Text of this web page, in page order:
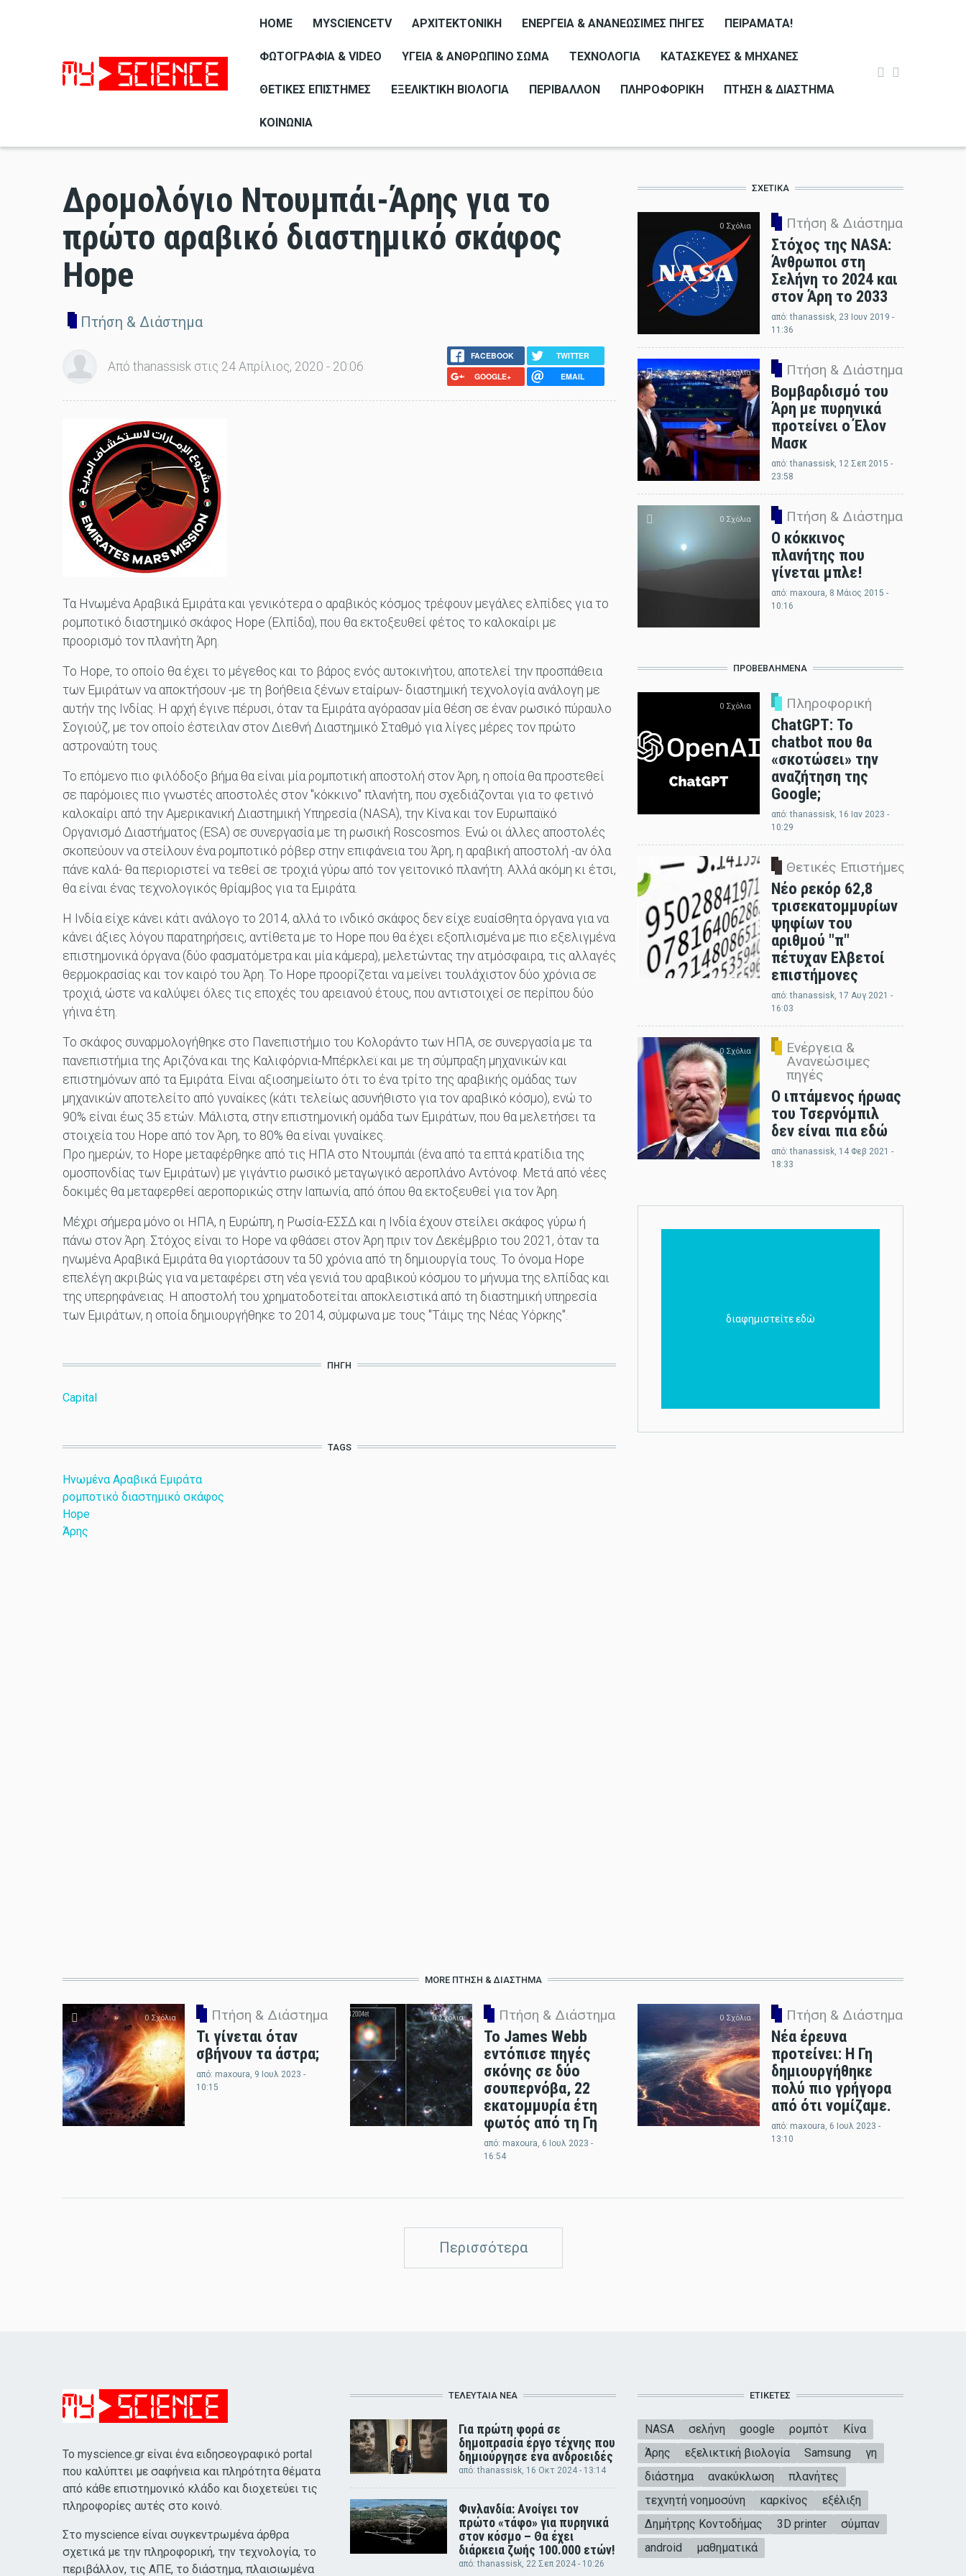
HOME MYSCIENCETV ΑΡΧΙΤΕΚΤΟΝΙΚΉ ΕΝΈΡΓΕΙΑ & ΑΝΑΝΕΏΣΙΜΕΣ ΠΗΓΈΣ ΠΕΙΡΆΜΑΤΑ!
ΦΩΤΟΓΡΑΦΊΑ & VIDEO ΥΓΕΊΑ & ΑΝΘΡΏΠΙΝΟ ΣΏΜΑ ΤΕΧΝΟΛΟΓΊΑ ΚΑΤΑΣΚΕΥΈΣ & ΜΗΧΑΝΈΣ
ΘΕΤΙΚΈΣ ΕΠΙΣΤΉΜΕΣ ΕΞΕΛΙΚΤΙΚΉ ΒΙΟΛΟΓΊΑ ΠΕΡΙΒΆΛΛΟΝ ΠΛΗΡΟΦΟΡΙΚΉ ΠΤΉΣΗ & ΔΙΆΣΤΗΜΑ
ΚΟΙΝΩΝΊΑ
Δρομολόγιο Ντουμπάι-Άρης για το
πρώτο αραβικό διαστημικό σκάφος
Hope
Πτήση & Διάστημα
Από thanassisk στις 24 Απρίλιος, 2020 - 20:06
FACEBOOK
TWITTER
GOOGLE+
EMAIL
Τα Ηνωμένα Αραβικά Εμιράτα και γενικότερα ο αραβικός κόσμος τρέφουν μεγάλες ελπίδες για το
ρομποτικό διαστημικό σκάφος Hope (Ελπίδα), που θα εκτοξευθεί φέτος το καλοκαίρι με
προορισμό τον πλανήτη Άρη.
Το Hope, το οποίο θα έχει το μέγεθος και το βάρος ενός αυτοκινήτου, αποτελεί την προσπάθεια
των Εμιράτων να αποκτήσουν -με τη βοήθεια ξένων εταίρων- διαστημική τεχνολογία ανάλογη με
αυτήν της Ινδίας. Η αρχή έγινε πέρυσι, όταν τα Εμιράτα αγόρασαν μία θέση σε έναν ρωσικό πύραυλο
Σογιούζ, με τον οποίο έστειλαν στον Διεθνή Διαστημικό Σταθμό για λίγες μέρες τον πρώτο
αστροναύτη τους.
Το επόμενο πιο φιλόδοξο βήμα θα είναι μία ρομποτική αποστολή στον Άρη, η οποία θα προστεθεί
σε παρόμοιες πιο γνωστές αποστολές στον "κόκκινο" πλανήτη, που σχεδιάζονται για το φετινό
καλοκαίρι από την Αμερικανική Διαστημική Υπηρεσία (NASA), την Κίνα και τον Ευρωπαϊκό
Οργανισμό Διαστήματος (ESA) σε συνεργασία με τη ρωσική Roscosmos. Ενώ οι άλλες αποστολές
σκοπεύουν να στείλουν ένα ρομποτικό ρόβερ στην επιφάνεια του Άρη, η αραβική αποστολή -αν όλα
πάνε καλά- θα περιοριστεί να τεθεί σε τροχιά γύρω από τον γειτονικό πλανήτη. Αλλά ακόμη κι έτσι,
θα είναι ένας τεχνολογικός θρίαμβος για τα Εμιράτα.
Η Ινδία είχε κάνει κάτι ανάλογο το 2014, αλλά το ινδικό σκάφος δεν είχε ευαίσθητα όργανα για να
κάνει άξιες λόγου παρατηρήσεις, αντίθετα με το Hope που θα έχει εξοπλισμένα με πιο εξελιγμένα
επιστημονικά όργανα (δύο φασματόμετρα και μία κάμερα), μελετώντας την ατμόσφαιρα, τις αλλαγές
θερμοκρασίας και τον καιρό του Άρη. Το Hope προορίζεται να μείνει τουλάχιστον δύο χρόνια σε
τροχιά, ώστε να καλύψει όλες τις εποχές του αρειανού έτους, που αντιστοιχεί σε περίπου δύο
γήινα έτη.
Το σκάφος συναρμολογήθηκε στο Πανεπιστήμιο του Κολοράντο των ΗΠΑ, σε συνεργασία με τα
πανεπιστήμια της Αριζόνα και της Καλιφόρνια-Μπέρκλεϊ και με τη σύμπραξη μηχανικών και
επιστημόνων από τα Εμιράτα. Είναι αξιοσημείωτο ότι το ένα τρίτο της αραβικής ομάδας των
μηχανικών αποτελείτο από γυναίκες (κάτι τελείως ασυνήθιστο για τον αραβικό κόσμο), ενώ το
90% είναι έως 35 ετών. Μάλιστα, στην επιστημονική ομάδα των Εμιράτων, που θα μελετήσει τα
στοιχεία του Hope από τον Άρη, το 80% θα είναι γυναίκες.
Προ ημερών, το Hope μεταφέρθηκε από τις ΗΠΑ στο Ντουμπάι (ένα από τα επτά κρατίδια της
ομοσπονδίας των Εμιράτων) με γιγάντιο ρωσικό μεταγωγικό αεροπλάνο Αντόνοφ. Μετά από νέες
δοκιμές θα μεταφερθεί αεροπορικώς στην Ιαπωνία, από όπου θα εκτοξευθεί για τον Άρη.
Μέχρι σήμερα μόνο οι ΗΠΑ, η Ευρώπη, η Ρωσία-ΕΣΣΔ και η Ινδία έχουν στείλει σκάφος γύρω ή
πάνω στον Άρη. Στόχος είναι το Hope να φθάσει στον Άρη πριν τον Δεκέμβριο του 2021, όταν τα
ηνωμένα Αραβικά Εμιράτα θα γιορτάσουν τα 50 χρόνια από τη δημιουργία τους. Το όνομα Hope
επελέγη ακριβώς για να μεταφέρει στη νέα γενιά του αραβικού κόσμου το μήνυμα της ελπίδας και
της υπερηφάνειας. Η αποστολή του χρηματοδοτείται αποκλειστικά από τη διαστημική υπηρεσία
των Εμιράτων, η οποία δημιουργήθηκε το 2014, σύμφωνα με τους "Τάιμς της Νέας Υόρκης".
ΠΗΓΉ
Capital
TAGS
Ηνωμένα Αραβικά Εμιράτα
ρομποτικό διαστημικό σκάφος
Hope
Άρης
ΣΧΕΤΙΚΆ
0 Σχόλια Πτήση & Διάστημα
Στόχος της NASA:
Άνθρωποι στη
Σελήνη το 2024 και
στον Άρη το 2033
από:thanassisk, 23 Ιουν 2019 -
11:36
0 Σχόλια Πτήση & Διάστημα
Βομβαρδισμό του
Άρη με πυρηνικά
προτείνει ο Έλον
Μασκ
από:thanassisk, 12 Σεπ 2015 -
23:58
0 Σχόλια Πτήση & Διάστημα
Ο κόκκινος
πλανήτης που
γίνεται μπλε!
από: maxoura, 8 Μάιος 2015 -
10:16
ΠΡΟΒΕΒΛΗΜΈΝΑ
0 Σχόλια Πληροφορική
ChatGPT: Το
chatbot που θα
«σκοτώσει» την
αναζήτηση της
Google;
από:thanassisk, 16 Ιαν 2023 -
10:29
0 Σχόλια Θετικές Επιστήμες
Νέο ρεκόρ 62,8
τρισεκατομμυρίων
ψηφίων του
αριθμού "π"
πέτυχαν Ελβετοί
επιστήμονες
από:thanassisk, 17 Αυγ 2021 -
16:03
0 Σχόλια
Ενέργεια &
Ανανεώσιμες
πηγές
Ο ιπτάμενος ήρωας
του Τσερνόμπιλ
δεν είναι πια εδώ
από:thanassisk, 14 Φεβ 2021 -
18:33
διαφημιστείτε εδώ
MORE ΠΤΉΣΗ & ΔΙΆΣΤΗΜΑ
0 Σχόλια Πτήση & Διάστημα
Τι γίνεται όταν
σβήνουν τα άστρα;
από: maxoura , 9 Ιουλ 2023 -
10:15
0 Σχόλια Πτήση & Διάστημα
Το James Webb
εντόπισε πηγές
σκόνης σε δύο
σουπερνόβα, 22
εκατομμυρία έτη
φωτός από τη Γη
από: maxoura , 6 Ιουλ 2023 -
16:54
0 Σχόλια Πτήση & Διάστημα
Νέα έρευνα
προτείνει: Η Γη
δημιουργήθηκε
πολύ πιο γρήγορα
από ότι νομίζαμε.
από: maxoura , 6 Ιουλ 2023 -
13:10
Περισσότερα
Το myscience.gr είναι ένα ειδησεογραφικό portal
που καλύπτει με σαφήνεια και πληρότητα θέματα
από κάθε επιστημονικό κλάδο και διοχετεύει τις
πληροφορίες αυτές στο κοινό.
Στο myscience είναι συγκεντρωμένα άρθρα
σχετικά με την πληροφορική, την τεχνολογία, το
περιβάλλον, τις ΑΠΕ, το διάστημα, πλαισιωμένα
ΤΕΛΕΥΤΑΊΑ ΝΈΑ
Για πρώτη φορά σε
δημοπρασία έργο τέχνης που
δημιούργησε ένα ανδροειδές
από:thanassisk, 16 Οκτ 2024 - 13:14
Φινλανδία: Ανοίγει τον
πρώτο «τάφο» για πυρηνικά
στον κόσμο – Θα έχει
διάρκεια ζωής 100.000 ετών!
από:thanassisk, 22 Σεπ 2024 - 10:26
ΕΤΙΚΈΤΕΣ
NASA σελήνη google ρομπότ
Κίνα
Άρης
εξελικτική βιολογία Samsung
γη
διάστημα
ανακύκλωση
πλανήτες
τεχνητή νοημοσύνη
καρκίνος
εξέλιξη
Δημήτρης Κοντοδήμας
3D printer
σύμπαν
android
μαθηματικά